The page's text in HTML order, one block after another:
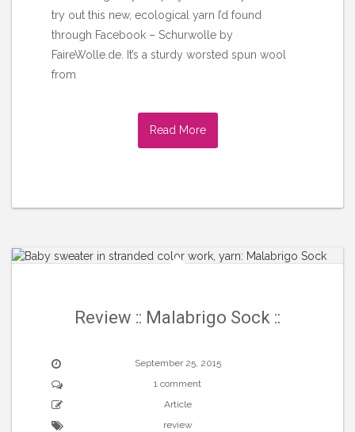
try out this new, ecological yarn I’d found
through Facebook – Schurwolle by
FaireWolle.de. It’s a sturdy worsted spun wool
from
Read More
Review :: Malabrigo Sock ::
September 25, 2015
1 comment
Article
review